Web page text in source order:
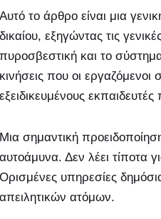
Αυτό το άρθρο είναι μια
δικαίου, εξηγώντας τις
πυροσβεστική και το
κινήσεις που οι
εξειδικευμένους
Μια σημαντική
αυτοάμυνα. Δεν λέει τίποτα
Ορισμένες υπηρεσίες
απειλητικών ατόμων.